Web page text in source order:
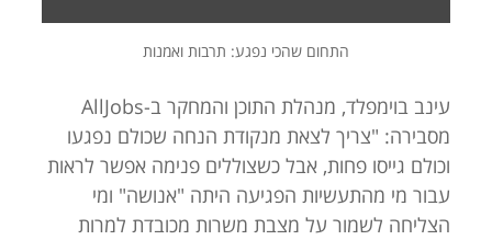
התחום שהכי נפגע: תרבות ואמנות
עינב בוימפלד, מנהלת התוכן והמחקר ב-AllJobs
מסבירה: "צריך לצאת מנקודת הנחה שכולם נפגעו
וכולם גייסו פחות, אבל כשצוללים פנימה אפשר לראות
עבור מי מהתעשיות הפגיעה היתה "אנושה" ומי
הצליחה לשמור על מצבת משרות מכובדת למרות